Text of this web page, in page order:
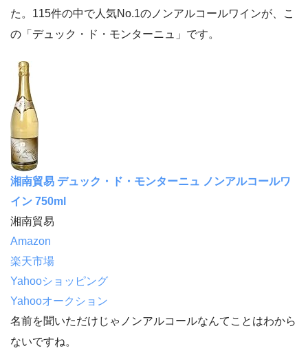
た。115件の中で人気No.1のノンアルコールワインが、こ
の「デュック・ド・モンターニュ」です。
湘南貿易 デュック・ド・モンターニュ ノンアルコールワ
イン 750ml
湘南貿易
Amazon
楽天市場
Yahooショッピング
Yahooオークション
名前を聞いただけじゃノンアルコールなんてことはわから
ないですね。